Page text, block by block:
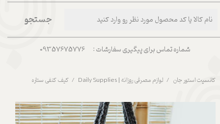
شماره تماس برای پیگیری سفارشات : 09357675776
جستجو
کانسپت استور جان لوازم مصرفی روزانه | Daily Supplies کیف کنفی ستاره